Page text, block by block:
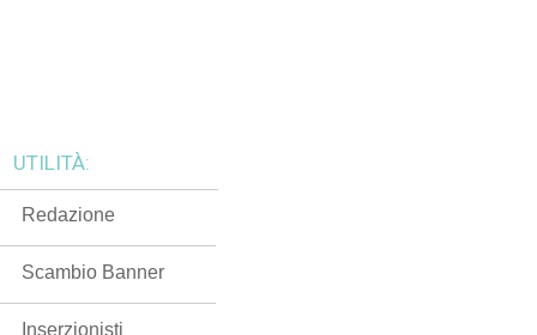
UTILITÀ:
Redazione
Scambio Banner
Inserzionisti